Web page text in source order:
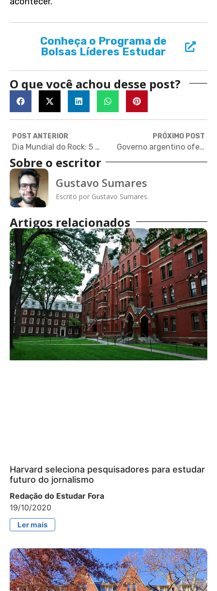
Conheça o Programa de
Bolsas Líderes Estudar
O que você achou desse post?
POST ANTERIOR
Dia Mundial do Rock: 5 músicos do estilo que têm doutorado em universidades de ponta
PRÓXIMO POST
Governo argentino oferece bolsas integrais de doutorado
Sobre o escritor
Gustavo Sumares
Escrito por Gustavo Sumares.
Artigos relacionados
Harvard seleciona pesquisadores para estudar
futuro do jornalismo
Redação do Estudar Fora
19/10/2020
Ler mais